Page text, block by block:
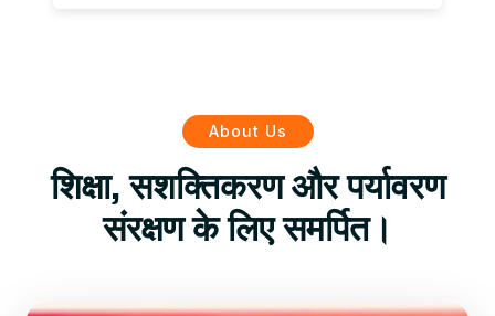
About Us
शिक्षा, सशक्तिकरण और पर्यावरण
संरक्षण के लिए समर्पित।